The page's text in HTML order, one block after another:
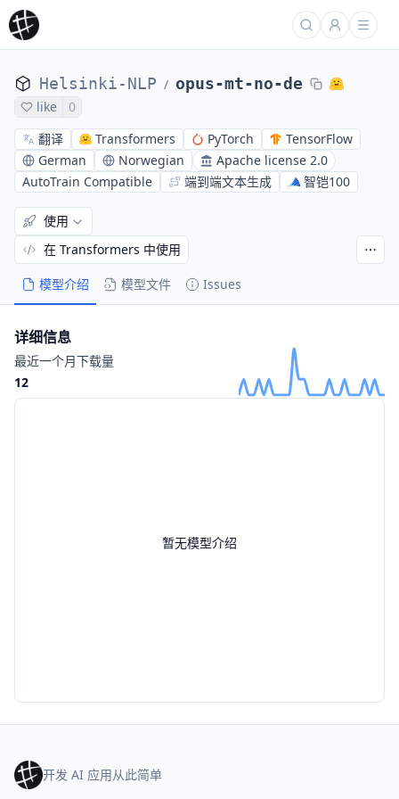
Helsinki-NLP / opus-mt-no-de
like
0
翻译
Transformers PyTorch
TensorFlow
German
Norwegian
Apache license 2.0
AutoTrain Compatible
端到端文本生成 智铠100
模型介绍 模型文件 Issues
使用
在 Transformers 中使用
暂无模型介绍
详细信息
最近一个月下载量
12
开发 AI 应用从此简单